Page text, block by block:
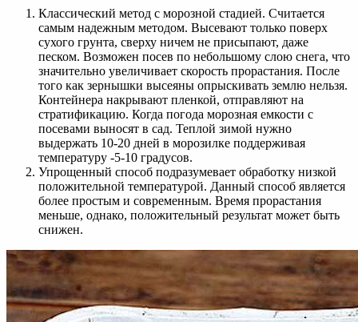
Классический метод с морозной стадией. Считается
самым надежным методом. Высевают только поверх
сухого грунта, сверху ничем не присыпают, даже
песком. Возможен посев по небольшому слою снега, что
значительно увеличивает скорость прорастания. После
того как зернышки высеяны опрыскивать землю нельзя.
Контейнера накрывают пленкой, отправляют на
стратификацию. Когда погода морозная емкости с
посевами выносят в сад. Теплой зимой нужно
выдержать 10-20 дней в морозилке поддерживая
температуру -5-10 градусов.
Упрощенный способ подразумевает обработку низкой
положительной температурой. Данный способ является
более простым и современным. Время прорастания
меньше, однако, положительный результат может быть
снижен.